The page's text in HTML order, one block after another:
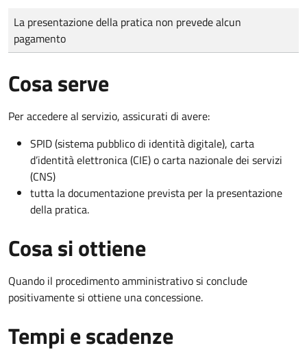
Tipo di pagamento
Importo
La presentazione della pratica non prevede alcun
pagamento
Cosa serve
Per accedere al servizio, assicurati di avere:
SPID (sistema pubblico di identità digitale), carta
d’identità elettronica (CIE) o carta nazionale dei servizi
(CNS)
tutta la documentazione prevista per la presentazione
della pratica.
Cosa si ottiene
Quando il procedimento amministrativo si conclude
positivamente si ottiene una concessione.
Tempi e scadenze